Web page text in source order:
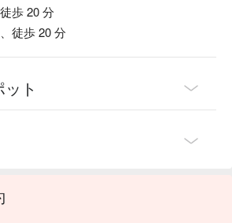
歩 20 分
徒歩 20 分
ト